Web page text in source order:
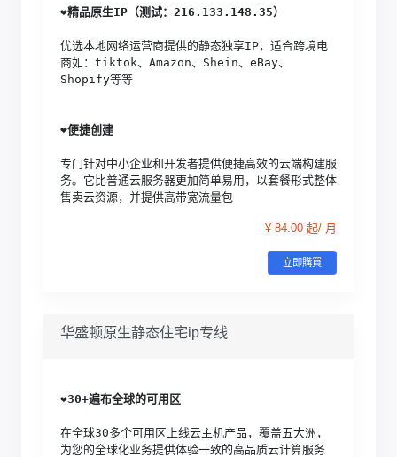
❤️精品原生IP（测试：216.133.148.35）
优选本地网络运营商提供的静态独享IP，适合跨境电
商如：tiktok、Amazon、Shein、eBay、
Shopify等等
❤️便捷创建
专门针对中小企业和开发者提供便捷高效的云端构建服
务。它比普通云服务器更加简单易用，以套餐形式整体
售卖云资源，并提供高带宽流量包
¥ 84.00 起/ 月
立即購買
华盛顿原生静态住宅ip专线
❤️30+遍布全球的可用区
在全球30多个可用区上线云主机产品，覆盖五大洲，
为您的全球化业务提供体验一致的高品质云计算服务